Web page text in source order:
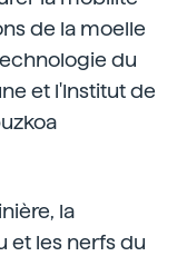
de la moelle
du
et l'Institut de
la
et les nerfs du